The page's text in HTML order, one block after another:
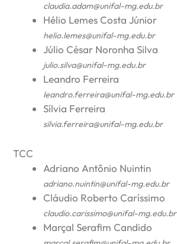
claudia.adam@unifal-mg.edu.br
Hélio Lemes Costa Júnior
helio.lemes@unifal-mg.edu.br
Júlio César Noronha Silva
julio.silva@unifal-mg.edu.br
Leandro Ferreira
leandro.ferreira@unifal-mg.edu.br
Sílvia Ferreira
silvia.ferreira@unifal-mg.edu.br
TCC
Adriano Antônio Nuintin
adriano.nuintin@unifal-mg.edu.br
Cláudio Roberto Caríssimo
claudio.carissimo@unifal-mg.edu.br
Marçal Serafim Candido